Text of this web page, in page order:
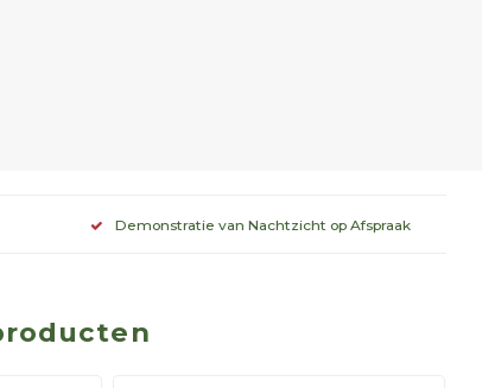
Demonstratie van Nachtzicht op Afspraak